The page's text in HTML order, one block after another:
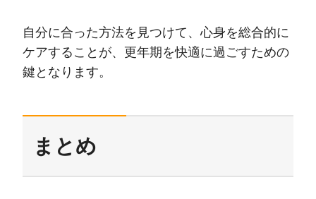
自分に合った方法を見つけて、心身を総合的に
ケアすることが、更年期を快適に過ごすための
鍵となります。
まとめ